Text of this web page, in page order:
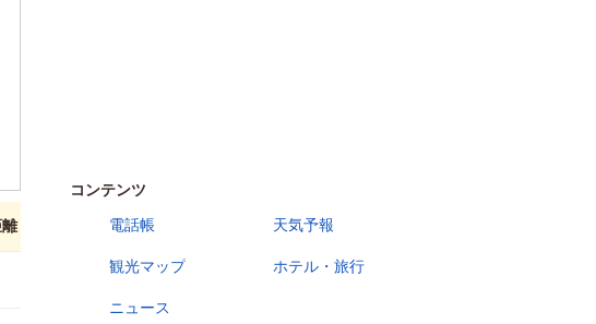
コンテンツ
電話帳
天気予報
観光マップ ホテル・旅行
ニュース